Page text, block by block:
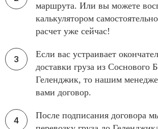
маршрута. Или вы можете
калькулятором
расчет уже сейчас!
Если вас устраивает
доставки груза из Соснового
Геленджик, то нашим
вами договор.
После подписания договора